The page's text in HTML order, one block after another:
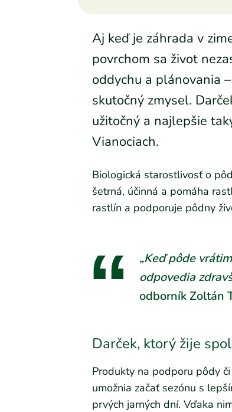
Aj keď je záhrada v
povrchom sa život
oddychu a plánovania
skutočný zmysel.
užitočný a najlepšie
Vianociach.
Biologická starostlivosť o
šetrná, účinná a pomáha
rastlín a podporuje pôdny
„Keď pôde
odpovedia
odborník Zoltán
Darček, ktorý žije
Produkty na podporu pôdy
umožnia začať sezónu s
prvých jarných dní. Vďaka